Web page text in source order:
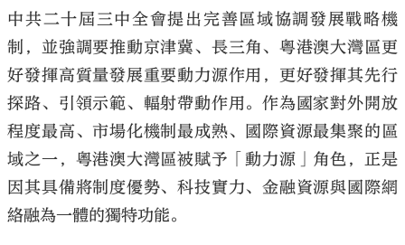
大公文匯
中共二十屆三中全會提出完善區域協調發展戰略機
制，並強調要推動京津冀、長三角、粵港澳大灣區更
好發揮高質量發展重要動力源作用，更好發揮其先行
探路、引領示範、輻射帶動作用。作為國家對外開放
程度最高、市場化機制最成熟、國際資源最集聚的區
域之一，粵港澳大灣區被賦予「動力源」角色，正是
因其具備將制度優勢、科技實力、金融資源與國際網
絡融為一體的獨特功能。